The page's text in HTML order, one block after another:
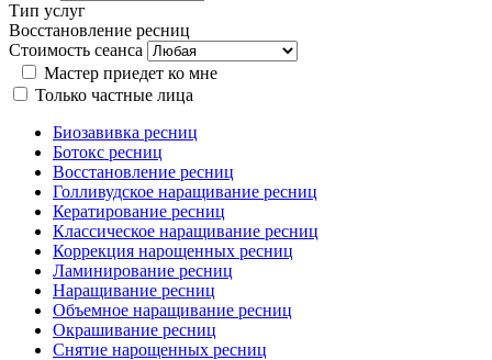
Тип услуг
Восстановление ресниц
Стоимость сеанса
Мастер приедет ко мне
Только частные лица
Биозавивка ресниц
Ботокс ресниц
Восстановление ресниц
Голливудское наращивание ресниц
Кератирование ресниц
Классическое наращивание ресниц
Коррекция нарощенных ресниц
Ламинирование ресниц
Наращивание ресниц
Объемное наращивание ресниц
Окрашивание ресниц
Снятие нарощенных ресниц